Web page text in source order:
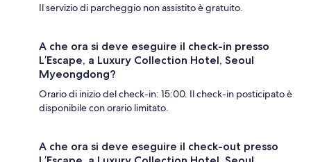
Il servizio di parcheggio non assistito è gratuito.
A che ora si deve eseguire il check-in presso
L’Escape, a Luxury Collection Hotel, Seoul
Myeongdong?
Orario di inizio del check-in: 15:00. Il check-in posticipato è
disponibile con orario limitato.
A che ora si deve eseguire il check-out presso